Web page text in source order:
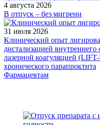
4 августа 2026
В отпуск – без мигрени
31 июля 2026
Клинический опыт
дистализацией
лазерной коагуляцией
хронического парапроктита
Фармацевтам